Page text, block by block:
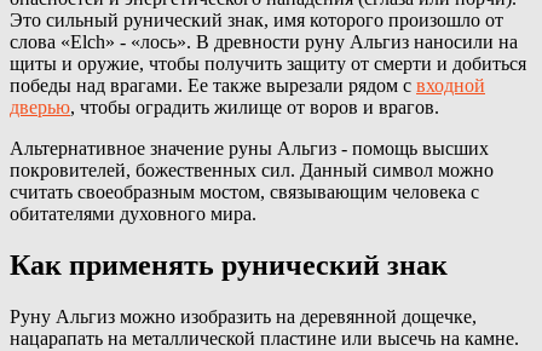
Это сильный рунический знак, имя которого произошло от
слова «Elch» - «лось». В древности руну Альгиз наносили на
щиты и оружие, чтобы получить защиту от смерти и добиться
победы над врагами. Ее также вырезали рядом с входной
дверью, чтобы оградить жилище от воров и врагов.
Альтернативное значение руны Альгиз - помощь высших
покровителей, божественных сил. Данный символ можно
считать своеобразным мостом, связывающим человека с
обитателями духовного мира.
Как применять рунический знак
Руну Альгиз можно изобразить на деревянной дощечке,
нацарапать на металлической пластине или высечь на камне.